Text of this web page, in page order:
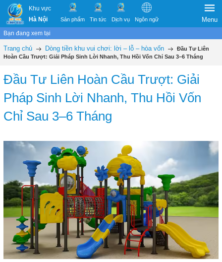
Khu vực
Hà Nội
Sản phẩm Tin tức Dịch vụ Ngôn ngữ Menu
Bạn đang xem tại
Trang chủ Dòng tiền khu vui chơi: lời – lỗ – hòa vốn
Đầu Tư Liên
Hoàn Cầu Trượt: Giải Pháp Sinh Lời Nhanh, Thu Hồi Vốn Chỉ Sau 3–6 Tháng
Đầu Tư Liên Hoàn Cầu Trượt: Giải
Pháp Sinh Lời Nhanh, Thu Hồi Vốn
Chỉ Sau 3–6 Tháng